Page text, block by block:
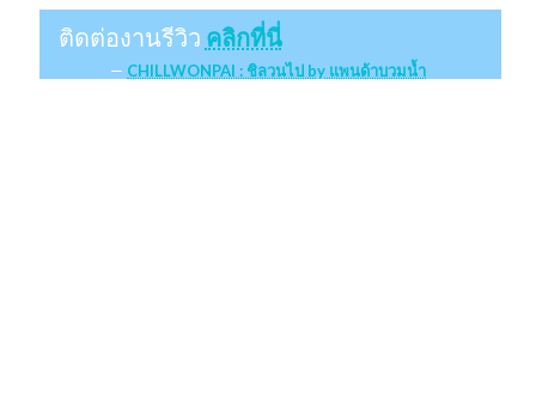
ติดต่องานรีวิว คลิกที่นี่
CHILLWONPAI : ชิลวนไป by แพนด้าบวมน้ำ